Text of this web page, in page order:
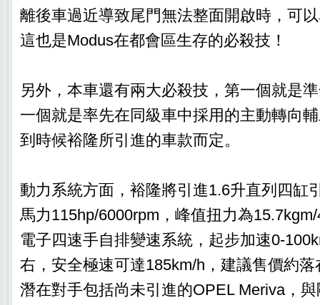
離後車過近導致尾門無法整面開啟時，可
這也是Modus在都會區生存的必殺技！
另外，本車還有兩大必殺技，第一個就是
一個就是率先在同級車中採用的主動轉向
到時候裕隆所引進的車款而定。
動力系統方面，裕隆將引進1.6升直列四缸
馬力115hp/6000rpm，峰值扭力為
電子四速手自排變速系統，起步加速0-
右，安全極速可達185km/h，建議售價約
潛在對手包括尚未引進的OPEL Meriva，